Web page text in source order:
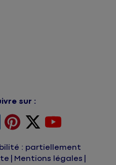
sur :
: partiellement
Mentions légales